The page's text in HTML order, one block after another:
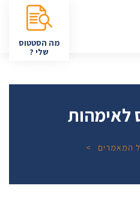
מה הסטטוס
שלי ?
לאימהות
המאמרים